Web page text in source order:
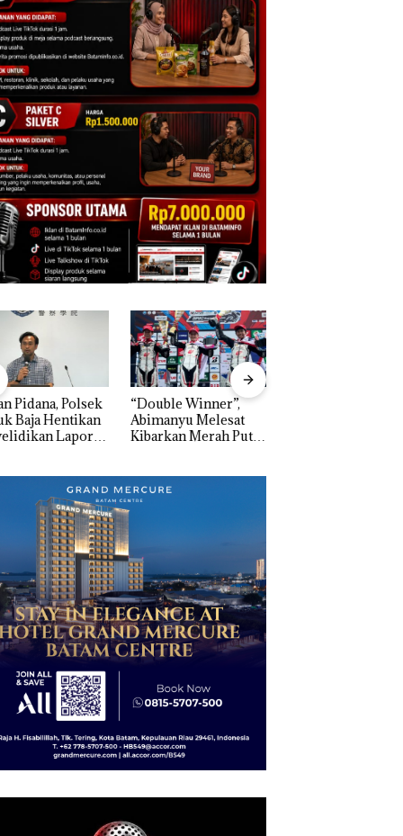
Pidana, Polsek
Baja Hentikan
Laporan
“Double Winner”,
Abimanyu Melesat
Kibarkan Merah Putih